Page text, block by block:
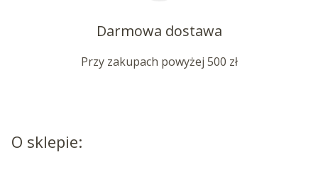
Darmowa dostawa
Przy zakupach powyżej 500 zł
O sklepie: